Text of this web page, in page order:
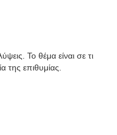
Το θέμα είναι σε τι
της επιθυμίας.